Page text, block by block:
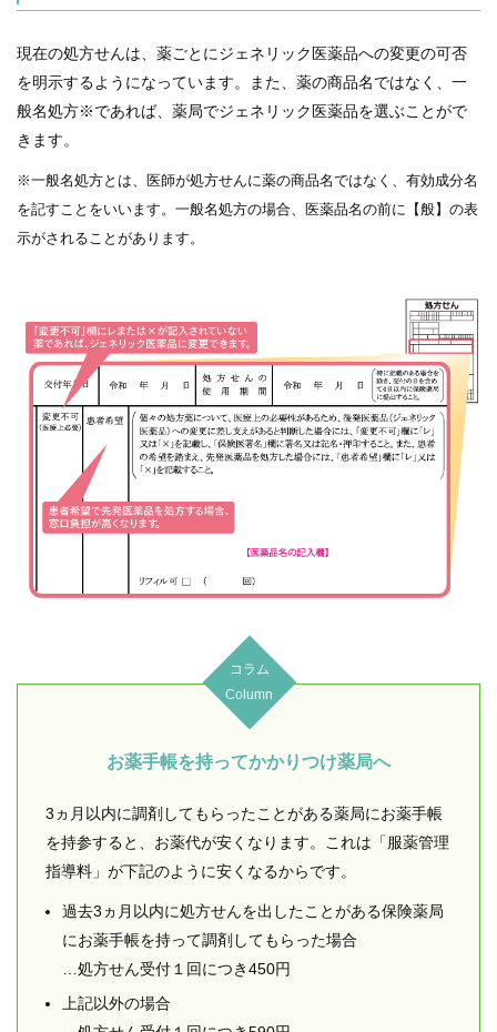
現在の処方せんは、薬ごとにジェネリック医薬品への変更の可否
を明示するようになっています。また、薬の商品名ではなく、一
般名処方※であれば、薬局でジェネリック医薬品を選ぶことがで
きます。
※一般名処方とは、医師が処方せんに薬の商品名ではなく、有効成分名
を記すことをいいます。一般名処方の場合、医薬品名の前に【般】の表
示がされることがあります。
コラム
Column
お薬手帳を持ってかかりつけ薬局へ
3ヵ月以内に調剤してもらったことがある薬局にお薬手帳
を持参すると、お薬代が安くなります。これは「服薬管理
指導料」が下記のように安くなるからです。
過去3ヵ月以内に処方せんを出したことがある保険薬局
にお薬手帳を持って調剤してもらった場合
…処方せん受付１回につき450円
上記以外の場合